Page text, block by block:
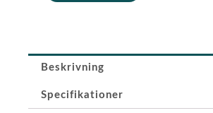
cm)
Beskrivning
Specifikationer